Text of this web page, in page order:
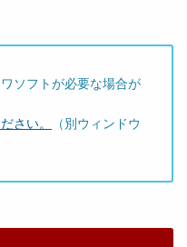
ソフトが必要な場合が
さい。
（別ウィンドウ